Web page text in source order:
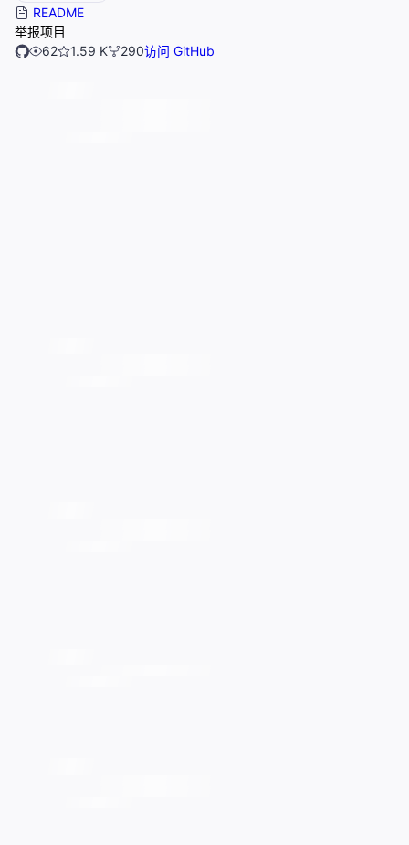
README
举报项目
62
1.59 K 290访问 GitHub